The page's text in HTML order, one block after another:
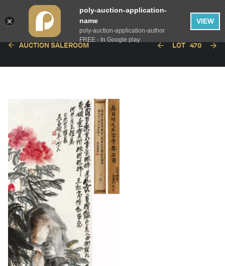
繁體中文
AUCTION SALEROOM LOT 470
poly-auction-application-
name
poly-auction-application-author
FREE - In Google play
VIEW